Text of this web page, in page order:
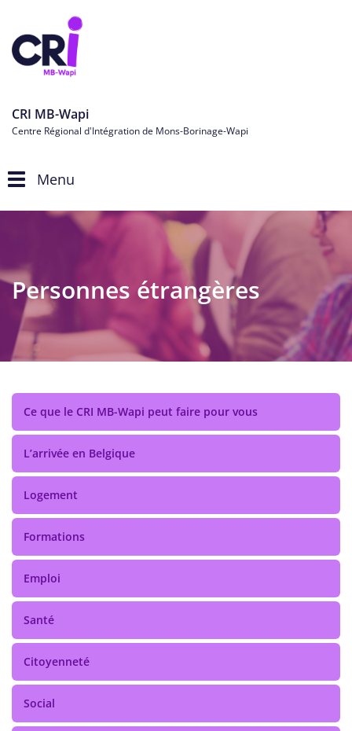
CRI MB-Wapi
Centre Régional d'Intégration de Mons-Borinage-Wapi
ToggleMenu
Personnes étrangères
Ce que le CRI MB-Wapi peut faire pour vous
L’arrivée en Belgique
Logement
Formations
Emploi
Santé
Citoyenneté
Social